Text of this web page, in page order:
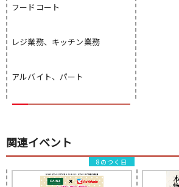
フードコート
レジ業務、キッチン業務
アルバイト、パート
関連イベント
8のつく日